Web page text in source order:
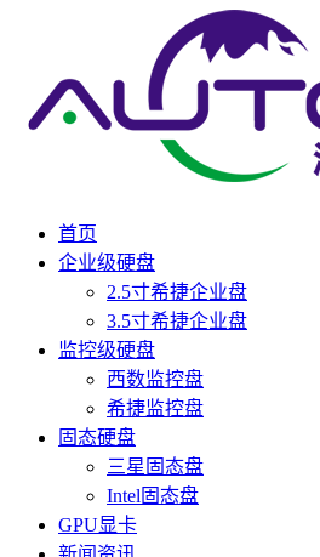
首页
企业级硬盘
2.5寸希捷企业盘
3.5寸希捷企业盘
监控级硬盘
西数监控盘
希捷监控盘
固态硬盘
三星固态盘
Intel固态盘
GPU显卡